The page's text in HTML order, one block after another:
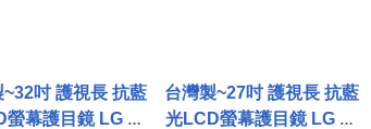
~32吋 護視長 抗藍
螢幕護目鏡 LG 系
台灣製~27吋 護視長 抗藍
光LCD螢幕護目鏡 LG 系